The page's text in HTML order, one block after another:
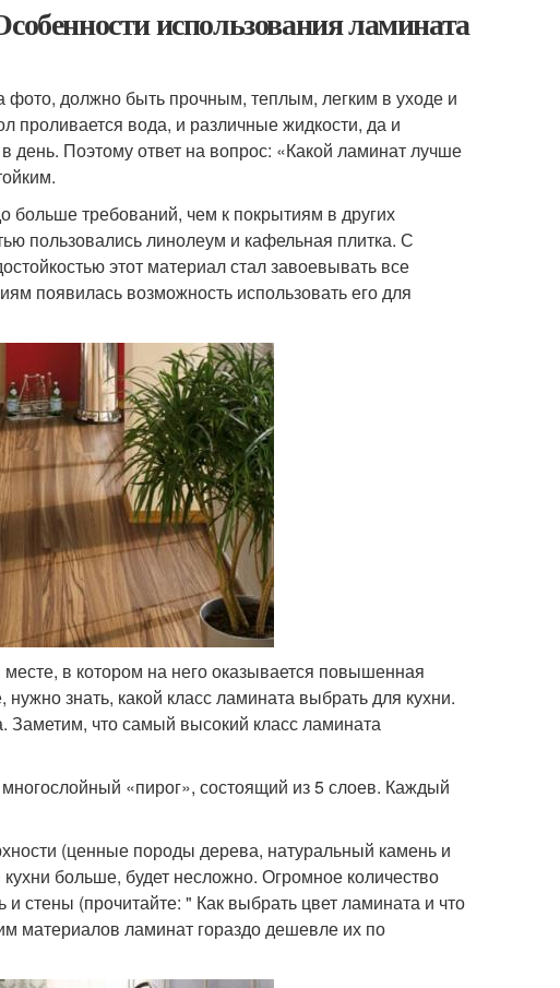
использования ламината
должно быть прочным, теплым, легким в уходе и
проливается вода, и различные жидкости, да и
день. Поэтому ответ на вопрос: «Какой ламинат лучше
больше требований, чем к покрытиям в других
пользовались линолеум и кафельная плитка. С
этот материал стал завоевывать все
появилась возможность использовать его для
в котором на него оказывается повышенная
знать, какой класс ламината выбрать для кухни.
что самый высокий класс ламината
«пирог», состоящий из 5 слоев. Каждый
(ценные породы дерева, натуральный камень и
больше, будет несложно. Огромное количество
стены (прочитайте: " Как выбрать цвет ламината и что
материалов ламинат гораздо дешевле их по